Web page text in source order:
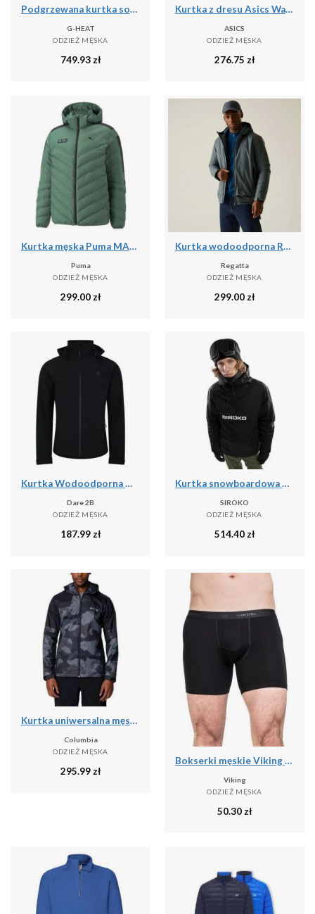
Podgrzewana kurtka softshell
G-HEAT
ODZIEŻ MĘSKA
749.93 zł
Kurtka z dresu Asics Warm-Up
ASICS
ODZIEŻ MĘSKA
276.75 zł
Kurtka męska Puma MAPF1 MT7 ECOLITE DOWN
Puma
ODZIEŻ MĘSKA
299.00 zł
Kurtka wodoodporna Regatta Winsar
Regatta
ODZIEŻ MĘSKA
299.00 zł
Kurtka Wodoodporna Męska Switch Out II
Dare 2B
ODZIEŻ MĘSKA
187.99 zł
Kurtka snowboardowa męska W6 Bruson
SIROKO
ODZIEŻ MĘSKA
514.40 zł
Kurtka uniwersalna męska Columbia Inner Limits Iii
Columbia
ODZIEŻ MĘSKA
295.99 zł
Bokserki męskie Viking Bamboo Lockness, z włóknem bambusowym
Viking
ODZIEŻ MĘSKA
50.30zł